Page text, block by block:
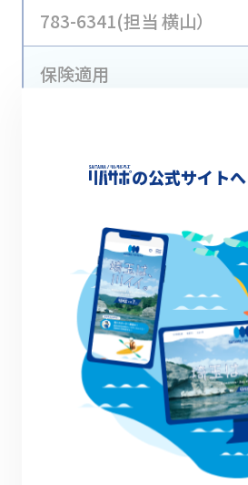
783-6341(担当 横山）
保険適用
Xでシェア
Facebook
の公式サイト